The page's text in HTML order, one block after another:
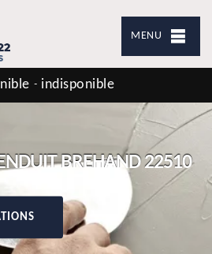
MENU
- indisponible
BREHAND 22510